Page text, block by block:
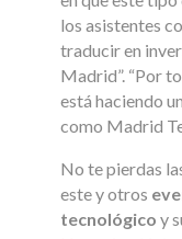
los asistentes
traducir en
Madrid”. “Por
está haciendo
como Madrid
No te pierdas
este y otros
tecnológico y